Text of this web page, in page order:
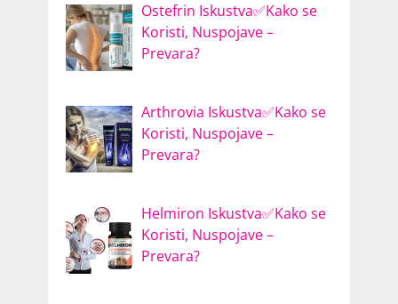
Ostefrin Iskustva✅Kako se
Koristi, Nuspojave –
Prevara?
Arthrovia Iskustva✅Kako se
Koristi, Nuspojave –
Prevara?
Helmiron Iskustva✅Kako se
Koristi, Nuspojave –
Prevara?